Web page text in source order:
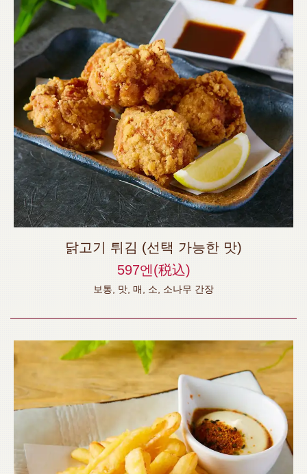
닭고기 튀김 (선택 가능한 맛)
597엔 (税込)
보통, 맛, 매, 소, 소나무 간장